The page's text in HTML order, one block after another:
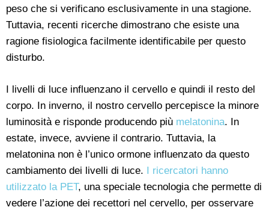
peso che si verificano esclusivamente in una stagione.
Tuttavia, recenti ricerche dimostrano che esiste una
ragione fisiologica facilmente identificabile per questo
disturbo.
I livelli di luce influenzano il cervello e quindi il resto del
corpo. In inverno, il nostro cervello percepisce la minore
luminosità e risponde producendo più melatonina. In
estate, invece, avviene il contrario. Tuttavia, la
melatonina non è l’unico ormone influenzato da questo
cambiamento dei livelli di luce. I ricercatori hanno
utilizzato la PET, una speciale tecnologia che permette di
vedere l’azione dei recettori nel cervello, per osservare